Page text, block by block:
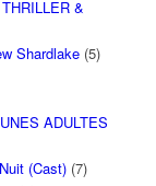
&
Shardlake (5)
ADULTES
(Cast) (7)